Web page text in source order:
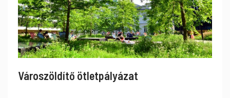
Városzöldítő ötletpályázat